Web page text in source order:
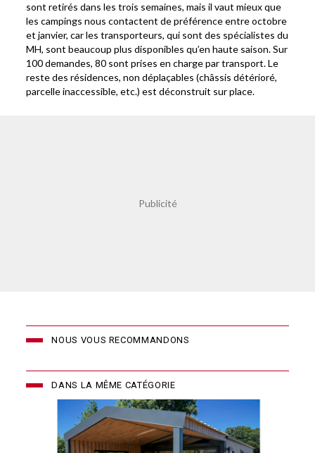
sont retirés dans les trois semaines, mais il vaut mieux que
les campings nous contactent de préférence entre octobre
et janvier, car les transporteurs, qui sont des spécialistes du
MH, sont beaucoup plus disponibles qu’en haute saison. Sur
100 demandes, 80 sont prises en charge par transport. Le
reste des résidences, non déplaçables (châssis détérioré,
parcelle inaccessible, etc.) est déconstruit sur place.
NOUS VOUS RECOMMANDONS
DANS LA MÊME CATÉGORIE